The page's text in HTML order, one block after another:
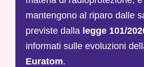
mantengono al riparo dalle
previste dalla legge 101/
informati sulle evoluzioni
Euratom.